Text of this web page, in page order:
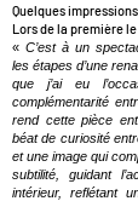
Quelques
Lors de la première
« C’est à un
les étapes d’une
que j’ai eu
complémentarité
rend cette pièce
béat de curiosité
et une image qui
subtilité, guidant
intérieur, reflétant